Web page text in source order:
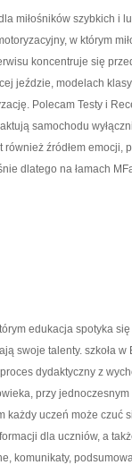
miłośników szybkich i
w którym
koncentruje się
jeździe, modelach
Polecam Testy i
samochodu
źródłem emocji,
dlatego na łamach
edukacja spotyka
swoje talenty. szkoła
dydaktyczny z
przy
każdy uczeń może czuć
dla uczniów, a
komunikaty,